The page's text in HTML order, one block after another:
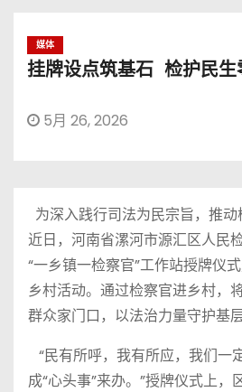
媒体
挂牌设点筑基石 检护民
5月 26, 2026
为深入践行司法为民宗旨，推动
近日，河南省漯河市源汇区人民
“一乡镇一检察官”工作站授牌仪
乡村活动。通过检察官进乡村，
群众家门口，以法治力量守护基
“民有所呼，我有所应，我们一
成“心头事”来办。”授牌仪式上